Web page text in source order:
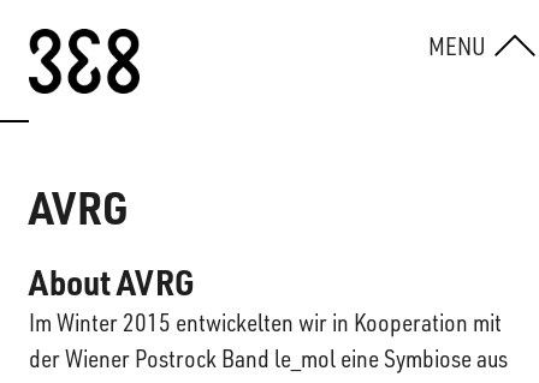
MENU
AVRG
About AVRG
Im Winter 2015 entwickelten wir in Kooperation mit
der Wiener Postrock Band le_mol eine Symbiose aus